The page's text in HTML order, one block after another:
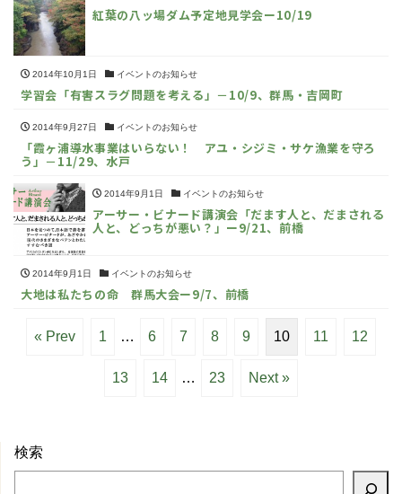
紅葉の八ッ場ダム予定地見学会ー10/19
2014年10月1日 イベントのお知らせ
学習会「有害スラグ問題を考える」－10/9、群馬・吉岡町
2014年9月27日 イベントのお知らせ
「霞ヶ浦導水事業はいらない！ アユ・シジミ・サケ漁業を守ろ
う」－11/29、水戸
2014年9月1日 イベントのお知らせ
アーサー・ビナード講演会「だます人と、だまされる
人と、どっちが悪い？」ー9/21、前橋
2014年9月1日 イベントのお知らせ
大地は私たちの命 群馬大会ー9/7、前橋
« Prev 1 … 6 7 8 9 10 11 12
13 14 … 23 Next »
検索